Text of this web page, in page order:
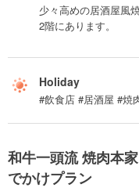
少々高めの居酒屋風焼
2階にあります。
Holiday
#飲食店 #居酒屋 #焼
和牛一頭流 焼肉本
でかけプラン